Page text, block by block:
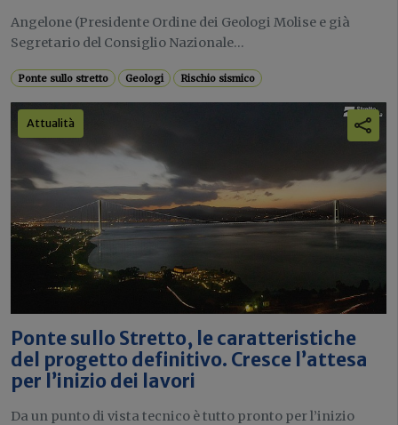
Angelone (Presidente Ordine dei Geologi Molise e già
Segretario del Consiglio Nazionale...
Ponte sullo stretto Geologi Rischio sismico
Attualità
Ponte sullo Stretto, le caratteristiche
del progetto definitivo. Cresce l’attesa
per l’inizio dei lavori
Da un punto di vista tecnico è tutto pronto per l’inizio